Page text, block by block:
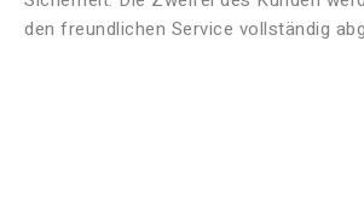
den freundlichen Service vollständig